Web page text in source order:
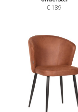
€ 189